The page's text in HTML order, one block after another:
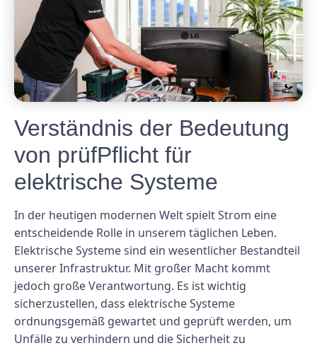
Verständnis der Bedeutung
von prüfPflicht für
elektrische Systeme
In der heutigen modernen Welt spielt Strom eine
entscheidende Rolle in unserem täglichen Leben.
Elektrische Systeme sind ein wesentlicher Bestandteil
unserer Infrastruktur. Mit großer Macht kommt
jedoch große Verantwortung. Es ist wichtig
sicherzustellen, dass elektrische Systeme
ordnungsgemäß gewartet und geprüft werden, um
Unfälle zu verhindern und die Sicherheit zu